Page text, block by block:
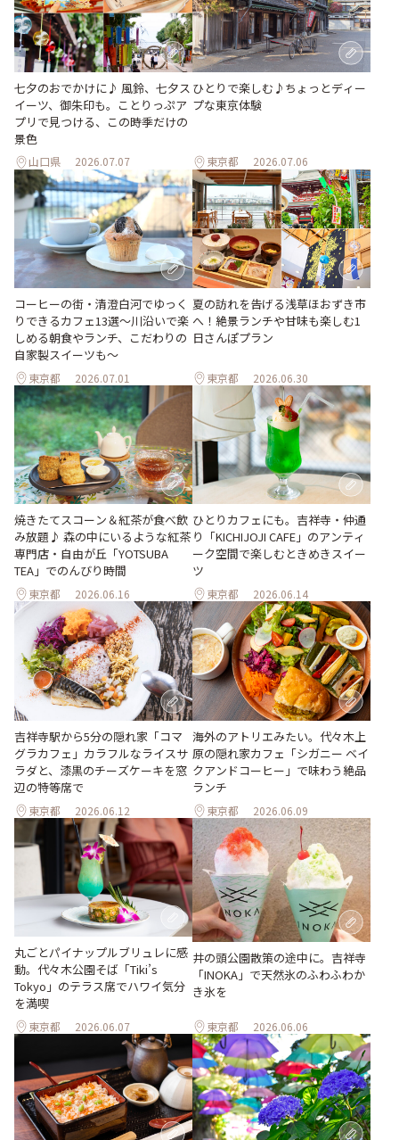
七夕のおでかけに♪ 風鈴、七夕ス
イーツ、御朱印も。ことりっぷア
プリで見つける、この時季だけの
景色
山口県 2026.07.07
ひとりで楽しむ♪ちょっとディー
プな東京体験
東京都 2026.07.06
コーヒーの街・清澄白河でゆっく
りできるカフェ13選～川沿いで楽
しめる朝食やランチ、こだわりの
自家製スイーツも～
東京都 2026.07.01
夏の訪れを告げる浅草ほおずき市
へ！絶景ランチや甘味も楽しむ1
日さんぽプラン
東京都 2026.06.30
焼きたてスコーン＆紅茶が食べ飲
み放題♪ 森の中にいるような紅茶
専門店・自由が丘「YOTSUBA
TEA」でのんびり時間
東京都 2026.06.16
ひとりカフェにも。吉祥寺・仲通
り「KICHIJOJI CAFE」のアンティ
ーク空間で楽しむときめきスイー
ツ
東京都 2026.06.14
吉祥寺駅から5分の隠れ家「コマ
グラカフェ」カラフルなライスサ
ラダと、漆黒のチーズケーキを窓
辺の特等席で
東京都 2026.06.12
海外のアトリエみたい。代々木上
原の隠れ家カフェ「シガニー ベイ
クアンドコーヒー」で味わう絶品
ランチ
東京都 2026.06.09
丸ごとパイナップルブリュレに感
動。代々木公園そば「Tiki’s
Tokyo」のテラス席でハワイ気分
を満喫
東京都 2026.06.07
井の頭公園散策の途中に。吉祥寺
「INOKA」で天然氷のふわふわか
き氷を
東京都 2026.06.06